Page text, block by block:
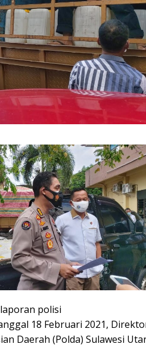
polisi
18 Februari 2021,
Daerah (Polda) Sulawesi